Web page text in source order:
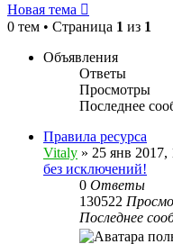
Новая тема
0 тем • Страница 1 из 1
Объявления
Ответы
Просмотры
Последнее
Правила ресурса
Vitaly » 25 янв
без исключений!
0 Ответы
130522
Последнее